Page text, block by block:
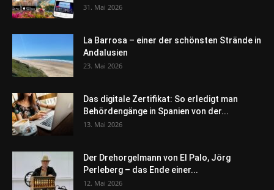
31. Mai 2026
La Barrosa – einer der schönsten Strände in
Andalusien
23. Mai 2026
Das digitale Zertifikat: So erledigt man
Behördengänge in Spanien von der...
13. Mai 2026
Der Drehorgelmann von El Palo, Jörg
Perleberg – das Ende einer...
12. Mai 2026